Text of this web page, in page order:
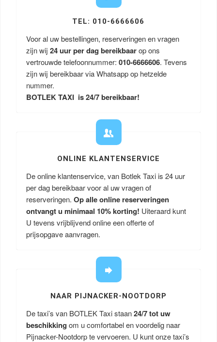
TEL: 010-6666606
Voor al uw bestellingen, reserveringen en vragen
zijn wij 24 uur per dag bereikbaarop ons
vertrouwde telefoonnummer: 010-6666606. Tevens
zijn wij bereikbaar via Whatsapp op hetzelde
nummer.
BOTLEK TAXI is 24/7 bereikbaar!
ONLINE KLANTENSERVICE
De online klantenservice, van Botlek Taxi is 24 uur
per dag bereikbaar voor al uw vragen of
reserveringen. Op alle online reserveringen
ontvangt u minimaal 10% korting! Uiteraard kunt
U tevens vrijblijvend online een offerte of
prijsopgave aanvragen.
NAAR PIJNACKER-NOOTDORP
De taxi’s van BOTLEK Taxi staan24/7 tot uw
beschikking om u comfortabel en voordelig naar
Pijnacker-Nootdorp te vervoeren. U kunt onze taxi’s